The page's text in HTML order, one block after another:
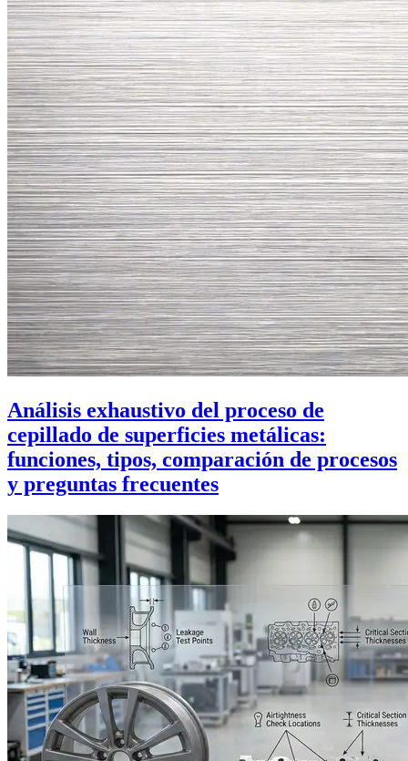
Análisis exhaustivo del proceso de
cepillado de superficies metálicas:
funciones, tipos, comparación de procesos
y preguntas frecuentes